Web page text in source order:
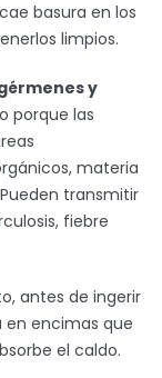
basura en los
limpios.
y
porque las
materia
transmitir
fiebre
antes de ingerir
encimas que
el caldo.